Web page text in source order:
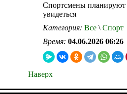
Спортсмены планируют
увидеться
Категория: Все \ Спорт
Время: 04.06.2026 06:26
Наверх